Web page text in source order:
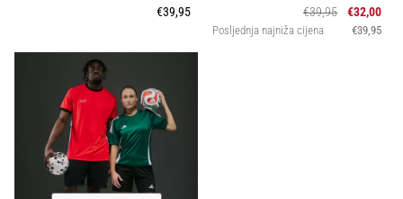
€39,95
€39,95
€32,00
Posljednja najniža cijena €39,95